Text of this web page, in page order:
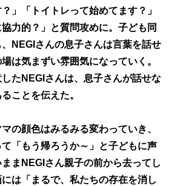
」「トイトレって始めてます？」
協力的？」と質問攻めに。子ども同
NEGIさんの息子さんは言葉を話せ
は気まずい雰囲気になっていく。
たNEGIさんは、息子さんが話せな
ことを伝えた。
の顔色はみるみる変わっていき、
「もう帰ろうか～」と子どもに声
まNEGIさん親子の前から去ってし
は「まるで、私たちの存在を消し